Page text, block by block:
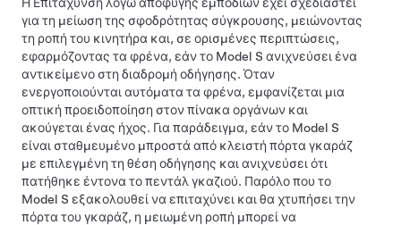
για τη μείωση της σφοδρότητας σύγκρουσης, μειώνοντας
τη ροπή του κινητήρα και, σε ορισμένες περιπτώσεις,
εφαρμόζοντας τα φρένα, εάν το Model S ανιχνεύσει ένα
αντικείμενο στη διαδρομή οδήγησης. Όταν
ενεργοποιούνται αυτόματα τα φρένα, εμφανίζεται μια
οπτική προειδοποίηση στον πίνακα οργάνων και
ακούγεται ένας ήχος. Για παράδειγμα, εάν το Model S
είναι σταθμευμένο μπροστά από κλειστή πόρτα γκαράζ
με επιλεγμένη τη θέση οδήγησης και ανιχνεύσει ότι
πατήθηκε έντονα το πεντάλ γκαζιού. Παρόλο που το
Model S εξακολουθεί να επιταχύνει και θα χτυπήσει την
πόρτα του γκαράζ, η μειωμένη ροπή μπορεί να